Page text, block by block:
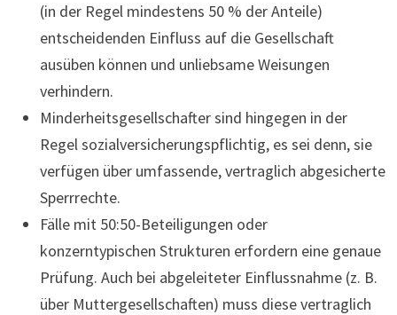
(in der Regel mindestens 50 % der Anteile)
entscheidenden Einfluss auf die Gesellschaft
ausüben können und unliebsame Weisungen
verhindern.
Minderheitsgesellschafter sind hingegen in der
Regel sozialversicherungspflichtig, es sei denn, sie
verfügen über umfassende, vertraglich abgesicherte
Sperrrechte.
Fälle mit 50:50-Beteiligungen oder
konzerntypischen Strukturen erfordern eine genaue
Prüfung. Auch bei abgeleiteter Einflussnahme (z. B.
über Muttergesellschaften) muss diese vertraglich